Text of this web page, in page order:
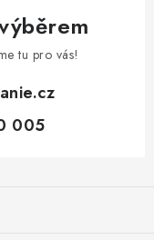
tu pro vás!
005